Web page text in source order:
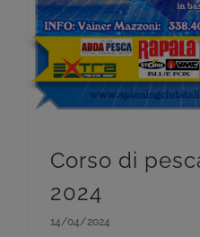
Corso di
2024
14/04/2024